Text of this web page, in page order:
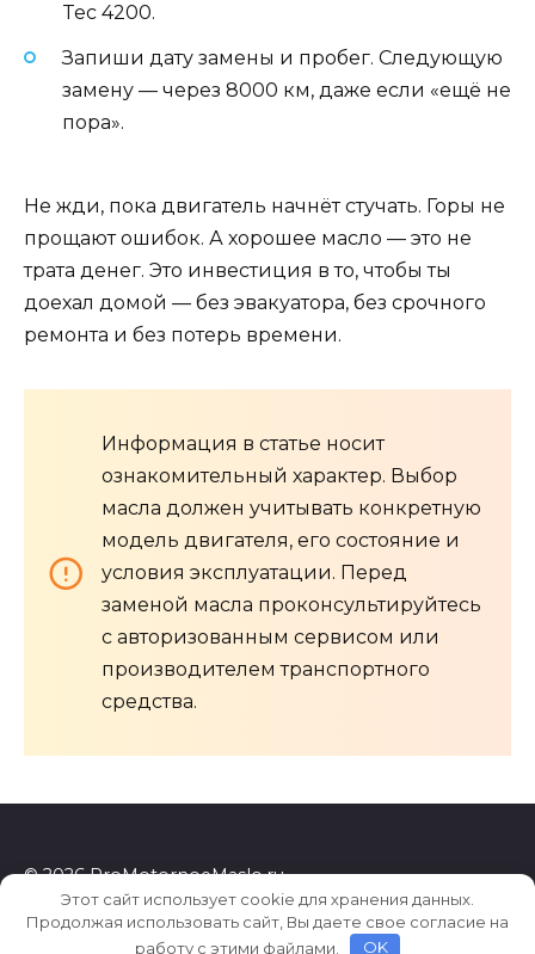
Tec 4200.
Запиши дату замены и пробег. Следующую
замену — через 8000 км, даже если «ещё не
пора».
Не жди, пока двигатель начнёт стучать. Горы не
прощают ошибок. А хорошее масло — это не
трата денег. Это инвестиция в то, чтобы ты
доехал домой — без эвакуатора, без срочного
ремонта и без потерь времени.
Информация в статье носит
ознакомительный характер. Выбор
масла должен учитывать конкретную
модель двигателя, его состояние и
условия эксплуатации. Перед
заменой масла проконсультируйтесь
с авторизованным сервисом или
производителем транспортного
средства.
© 2026 ProMotornoeMaslo.ru
Этот сайт использует cookie для хранения данных.
Продолжая использовать сайт, Вы даете свое согласие на
работу с этими файлами.
OK